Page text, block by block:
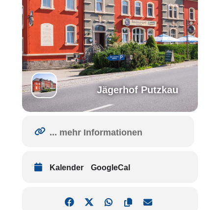
Jägerhof Putzkau
... mehr Informationen
Kalender GoogleCal